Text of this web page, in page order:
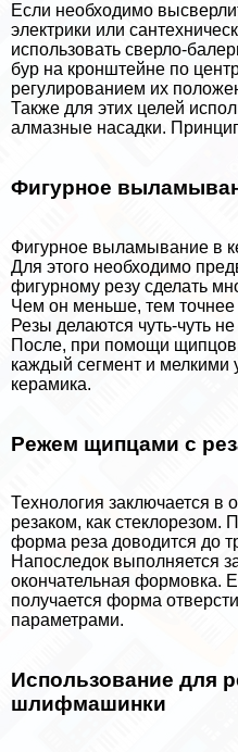
Если необходимо
электрики или
использовать сверло-
бур на кронштейне по
регулированием их
Также для этих целей
алмазные насадки.
Фигурное
Фигурное выламывание в
Для этого необходимо
фигурному резу сделать
Чем он меньше, тем точнее
Резы делаются чуть-чуть
После, при помощи щипцов
каждый сегмент и мелкими
керамика.
Режем щипцами с
Технология заключается в
резаком, как
форма реза доводится до
Напоследок выполняется
окончательная формовка.
получается форма
параметрами.
Использование для
шлифмашинки